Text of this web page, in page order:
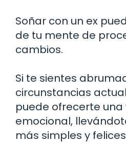
Soñar con un ex
de tu mente de
cambios.
Si te sientes
circunstancias
puede ofrecerte
emocional,
más simples y